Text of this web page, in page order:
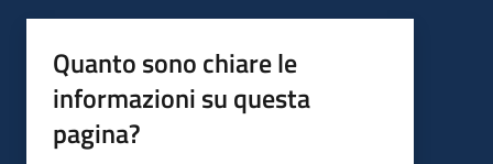
Quanto sono chiare le
informazioni su questa
pagina?